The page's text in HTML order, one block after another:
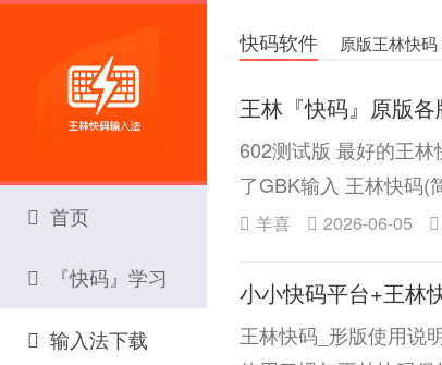
快码软件 原版王林快
王林『快码』原版各
602测试版 最好的王
了GBK输入 王林快码
羊喜 2026-06-05
小小快码平台+王林
王林快码_形版使用说
首页
『快码』学习
输入法下载